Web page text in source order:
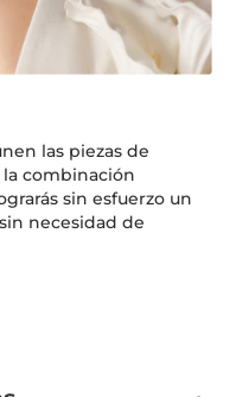
las piezas de
combinación
sin esfuerzo un
necesidad de